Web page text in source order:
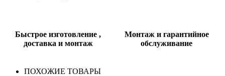
Быстрое изготовление ,
доставка и монтаж
Монтаж и гарантийное
обслуживание
ПОХОЖИЕ ТОВАРЫ